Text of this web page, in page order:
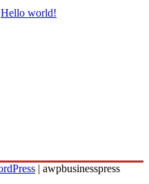
Hello world!
| awpbusinesspress